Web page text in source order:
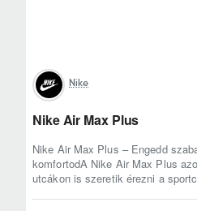
Nike
Nike Air Max Plus
Nike Air Max Plus – Engedd
komfortodA Nike Air Max Plus
utcákon is szeretik érezni a